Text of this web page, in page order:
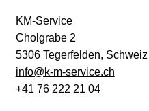
KM-Service
Cholgrabe 2
5306 Tegerfelden, Schweiz
info@k-m-service.ch
+41 76 222 21 04